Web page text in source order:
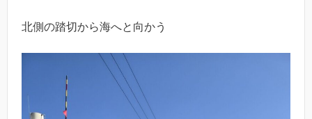
北側の踏切から海へと向かう